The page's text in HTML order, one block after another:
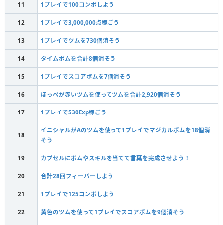
11 1プレイで100コンボしよう
12 1プレイで3,000,000点稼ごう
13 1プレイでツムを730個消そう
14 タイムボムを合計8個消そう
15 1プレイでスコアボムを7個消そう
16 ほっぺが赤いツムを使ってツムを合計2,920個消そう
17 1プレイで530Exp稼ごう
18
イニシャルがAのツムを使って1プレイでマジカルボムを18個消
そう
19 カプセルにボムやスキルを当てて言葉を完成させよう！
20 合計28回フィーバーしよう
21 1プレイで125コンボしよう
22 黄色のツムを使って1プレイでスコアボムを9個消そう